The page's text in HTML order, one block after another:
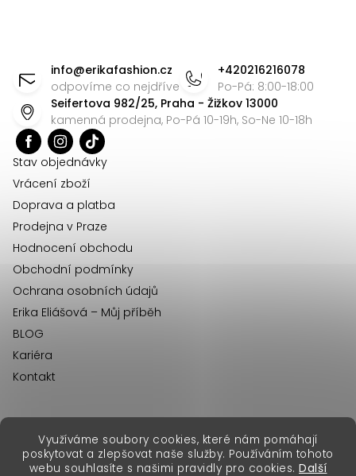
Využíváme soubory cookies, které nám pomáhají
poskytovat a zlepšovat naše služby. Používáním tohoto
webu souhlasíte s našimi pravidly pro cookies. Další
info@erikafashion.cz
odpovíme co nejdříve
+420216216078
Po-Pá: 8:00-18:00
Seifertova 982/25, Praha - Žižkov 13000
kamenná prodejna, Po-Pá 10-19h, So-Ne 10-18h
Stav objednávky
Vrácení zboží
Doprava a platba
Prodejna v Praze
Hodnocení obchodu
Obchodní podmínky
Ochrana osobních údajů
Erika Eliášová – Můj příběh
BLOG
Kariéra
Kontakt
Copyright 2026Erika Fashion. Všechna práva vyhrazena.
erikafashion.sk